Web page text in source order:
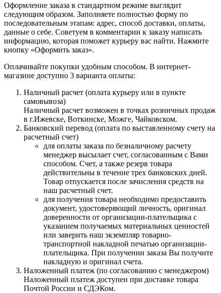
Оформление заказа в стандартном режиме выглядит
следующим образом. Заполняете полностью форму по
последовательным этапам: адрес, способ доставки, оплаты,
данные о себе. Советуем в комментарии к заказу написать
информацию, которая поможет курьеру вас найти. Нажмите
кнопку «Оформить заказ».
Оплачивайте покупки удобным способом. В интернет-
магазине доступно 3 варианта оплаты:
Наличный расчет (оплата курьеру или в пункте
самовывоза)
Наличный расчет возможен в точках розничных продаж
в г.Ижевске, Воткинске, Можге, Чайковском.
Банковский перевод (оплата по выставленному счету на
расчетный счет)
для оплаты заказа по безналичному расчету
менеджер высылает счет, согласованным с Вами
способом. Счет, а также резерв товара
действительны в течение трех банковских дней.
Товар отпускается после зачисления средств на
наш расчетный счет.
для получения товара необходимо предоставить
документ, удостоверяющий личность, оригинал
доверенности от организации-плательщика с
указанием получаемых материальных ценностей
или заверить наш экземпляр товарно-
транспортной накладной печатью организации-
плательщика. При получении заказа Вы получите
накладную и оригинал счета.
Наложенный платеж (по согласованию с менеджером)
Наложенный платеж доступен при доставке товара
Почтой России и СДЭКом.